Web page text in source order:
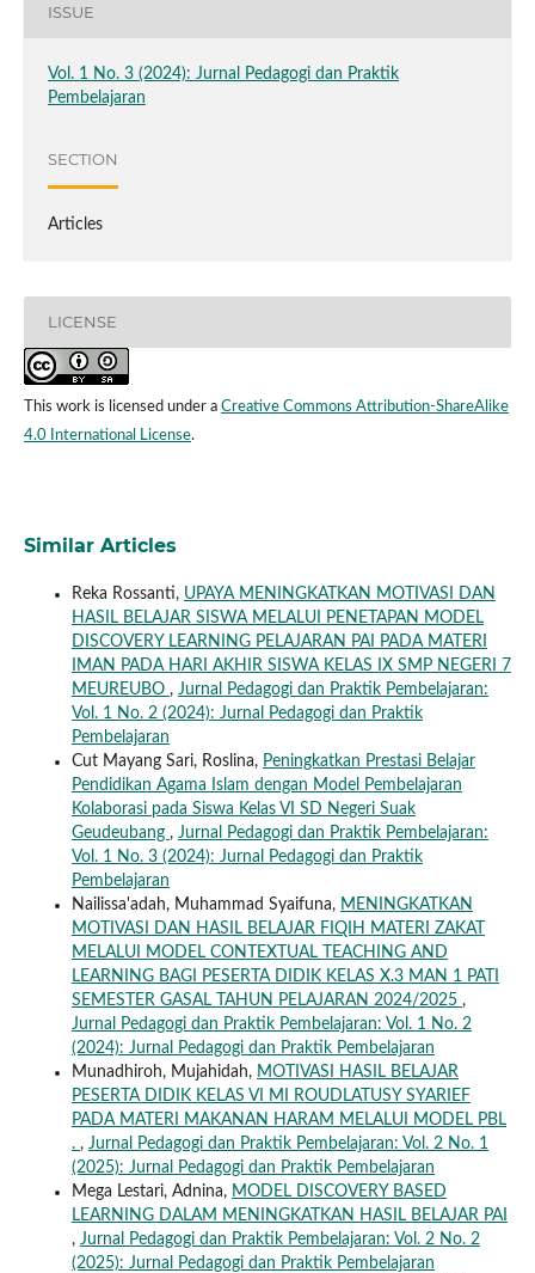
ISSUE
Vol. 1 No. 3 (2024): Jurnal Pedagogi dan Praktik
Pembelajaran
SECTION
Articles
LICENSE
This work is licensed under a Creative Commons Attribution-ShareAlike
4.0 International License.
Similar Articles
Reka Rossanti, UPAYA MENINGKATKAN MOTIVASI DAN
HASIL BELAJAR SISWA MELALUI PENETAPAN MODEL
DISCOVERY LEARNING PELAJARAN PAI PADA MATERI
IMAN PADA HARI AKHIR SISWA KELAS IX SMP NEGERI 7
MEUREUBO , Jurnal Pedagogi dan Praktik Pembelajaran:
Vol. 1 No. 2 (2024): Jurnal Pedagogi dan Praktik
Pembelajaran
Cut Mayang Sari, Roslina, Peningkatkan Prestasi Belajar
Pendidikan Agama Islam dengan Model Pembelajaran
Kolaborasi pada Siswa Kelas VI SD Negeri Suak
Geudeubang , Jurnal Pedagogi dan Praktik Pembelajaran:
Vol. 1 No. 3 (2024): Jurnal Pedagogi dan Praktik
Pembelajaran
Nailissa'adah, Muhammad Syaifuna, MENINGKATKAN
MOTIVASI DAN HASIL BELAJAR FIQIH MATERI ZAKAT
MELALUI MODEL CONTEXTUAL TEACHING AND
LEARNING BAGI PESERTA DIDIK KELAS X.3 MAN 1 PATI
SEMESTER GASAL TAHUN PELAJARAN 2024/2025 ,
Jurnal Pedagogi dan Praktik Pembelajaran: Vol. 1 No. 2
(2024): Jurnal Pedagogi dan Praktik Pembelajaran
Munadhiroh, Mujahidah, MOTIVASI HASIL BELAJAR
PESERTA DIDIK KELAS VI MI ROUDLATUSY SYARIEF
PADA MATERI MAKANAN HARAM MELALUI MODEL PBL
. , Jurnal Pedagogi dan Praktik Pembelajaran: Vol. 2 No. 1
(2025): Jurnal Pedagogi dan Praktik Pembelajaran
Mega Lestari, Adnina, MODEL DISCOVERY BASED
LEARNING DALAM MENINGKATKAN HASIL BELAJAR PAI
, Jurnal Pedagogi dan Praktik Pembelajaran: Vol. 2 No. 2
(2025): Jurnal Pedagogi dan Praktik Pembelajaran